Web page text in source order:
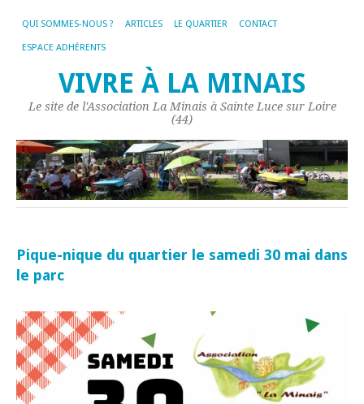
QUI SOMMES-NOUS ? ARTICLES LE QUARTIER CONTACT
ESPACE ADHÉRENTS
VIVRE À LA MINAIS
Le site de l'Association La Minais à Sainte Luce sur Loire
(44)
Pique-nique du quartier le samedi 30 mai dans
le parc